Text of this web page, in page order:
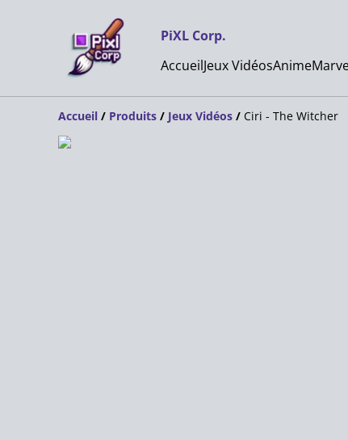
PiXL Corp.
AccueilJeux VidéosAnime
Accueil / Produits / Jeux Vidéos / Ciri - The Witcher